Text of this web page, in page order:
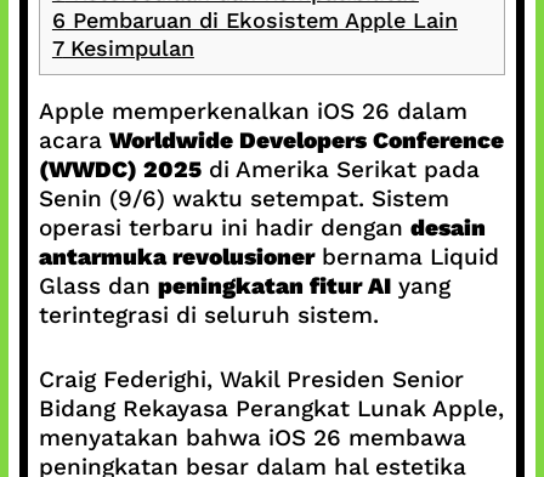
6 Pembaruan di Ekosistem Apple Lain
7Kesimpulan
Apple memperkenalkan iOS 26 dalam
acara Worldwide Developers Conference
(WWDC) 2025di Amerika Serikat pada
Senin (9/6) waktu setempat. Sistem
operasi terbaru ini hadir dengan desain
antarmuka revolusionerbernama Liquid
Glass dan peningkatan fitur AIyang
terintegrasi di seluruh sistem.
Craig Federighi, Wakil Presiden Senior
Bidang Rekayasa Perangkat Lunak Apple,
menyatakan bahwa iOS 26 membawa
peningkatan besar dalam hal estetika